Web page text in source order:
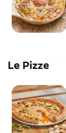
Le Pizze